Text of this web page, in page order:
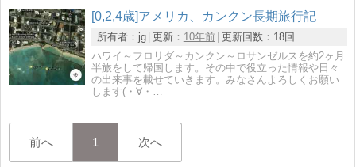
[0,2,4歳]アメリカ、カンクン長期旅行記
所有者： jg 更新： 10年前 更新回数： 18回
ハワイ～フロリダ～カンクン～ロサンゼルスを約2ヶ月
半旅をして帰国します。その中で役立った情報や日々
の出来事を載せていきます。みなさんよろしくお願い
します(・∀・…
前へ 1 次へ